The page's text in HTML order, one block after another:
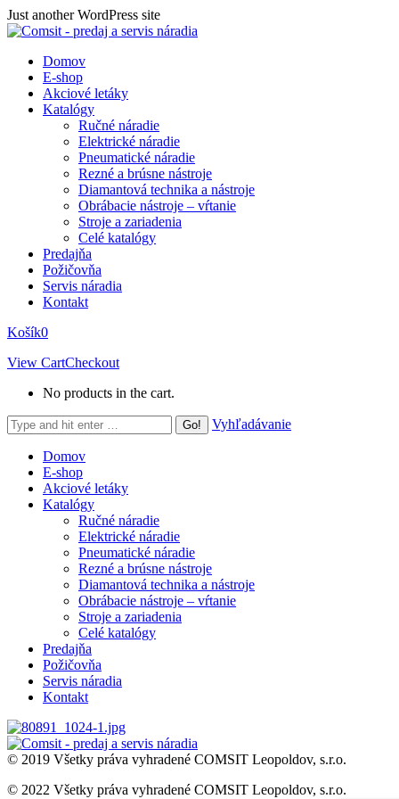
Skip
to
Just another WordPress site
Domov
E-shop
Akciové letáky
Katalógy
Ručné náradie
Elektrické náradie
Pneumatické náradie
Rezné a brúsne nástroje
Diamantová technika a nástroje
Obrábacie nástroje – vŕtanie
Stroje a zariadenia
Celé katalógy
Predajňa
Požičovňa
Servis náradia
Kontakt
Košík0
View CartCheckout
No products in the cart.
Search:
Vyhľadávanie
Domov
E-shop
Akciové letáky
Katalógy
Ručné náradie
Elektrické náradie
Pneumatické náradie
Rezné a brúsne nástroje
Diamantová technika a nástroje
Obrábacie nástroje – vŕtanie
Stroje a zariadenia
Celé katalógy
Predajňa
Požičovňa
Servis náradia
Kontakt
© 2019 Všetky práva vyhradené COMSIT Leopoldov, s.r.o.
© 2022 Všetky práva vyhradené COMSIT Leopoldov, s.r.o.